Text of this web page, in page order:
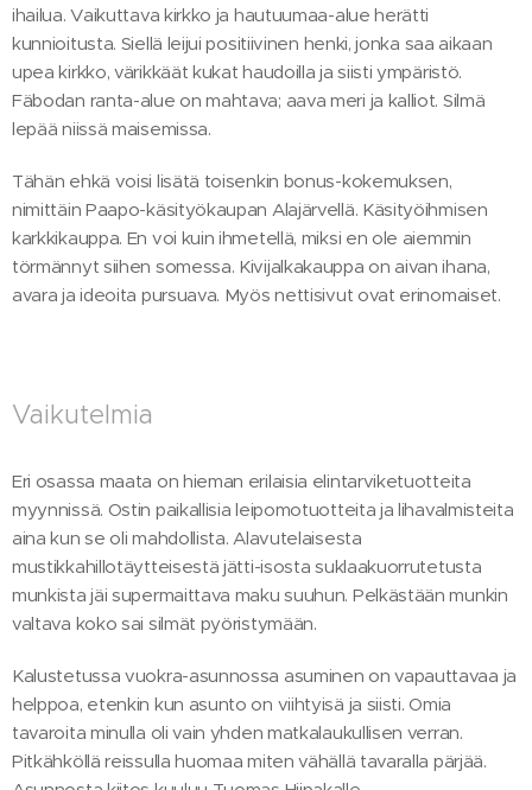
ihailua. Vaikuttava kirkko ja hautuumaa-alue herätti
kunnioitusta. Siellä leijui positiivinen henki, jonka saa aikaan
upea kirkko, värikkäät kukat haudoilla ja siisti ympäristö.
Fäbodan ranta-alue on mahtava; aava meri ja kalliot. Silmä
lepää niissä maisemissa.
Tähän ehkä voisi lisätä toisenkin bonus-kokemuksen,
nimittäin Paapo-käsityökaupan Alajärvellä. Käsityöihmisen
karkkikauppa. En voi kuin ihmetellä, miksi en ole aiemmin
törmännyt siihen somessa. Kivijalkakauppa on aivan ihana,
avara ja ideoita pursuava. Myös nettisivut ovat erinomaiset.
Vaikutelmia
Eri osassa maata on hieman erilaisia elintarviketuotteita
myynnissä. Ostin paikallisia leipomotuotteita ja lihavalmisteita
aina kun se oli mahdollista. Alavutelaisesta
mustikkahillotäytteisestä jätti-isosta suklaakuorrutetusta
munkista jäi supermaittava maku suuhun. Pelkästään munkin
valtava koko sai silmät pyöristymään.
Kalustetussa vuokra-asunnossa asuminen on vapauttavaa ja
helppoa, etenkin kun asunto on viihtyisä ja siisti. Omia
tavaroita minulla oli vain yhden matkalaukullisen verran.
Pitkähköllä reissulla huomaa miten vähällä tavaralla pärjää.